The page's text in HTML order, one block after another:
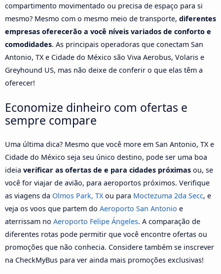
compartimento movimentado ou precisa de espaço para si
mesmo? Mesmo com o mesmo meio de transporte, diferentes
empresas oferecerão a você níveis variados de conforto e
comodidades. As principais operadoras que conectam San
Antonio, TX e Cidade do México são Viva Aerobus, Volaris e
Greyhound US, mas não deixe de conferir o que elas têm a
oferecer!
Economize dinheiro com ofertas e
sempre compare
Uma última dica? Mesmo que você more em San Antonio, TX e
Cidade do México seja seu único destino, pode ser uma boa
ideia verificar as ofertas de e para cidades próximas ou, se
você for viajar de avião, para aeroportos próximos. Verifique
as viagens da Olmos Park, TX ou para Moctezuma 2da Secc, e
veja os voos que partem do Aeroporto San Antonio e
aterrissam no Aeroporto Felipe Ángeles. A comparação de
diferentes rotas pode permitir que você encontre ofertas ou
promoções que não conhecia. Considere também se inscrever
na CheckMyBus para ver ainda mais promoções exclusivas!